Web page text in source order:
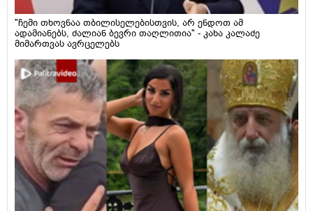
"ჩემი თხოვნაა თბილისელებისთვის, არ ენდოთ ამ
ადამიანებს, ძალიან ბევრი თაღლითია" - კახა კალაძე
მიმართვას ავრცელებს